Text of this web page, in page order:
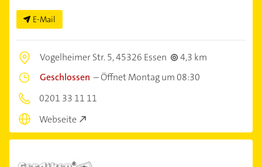
E-Mail
Vogelheimer Str. 5,45326 Essen
4,3 km
Geschlossen –Öffnet Montag um 08:30
0201 33 11 11
Webseite